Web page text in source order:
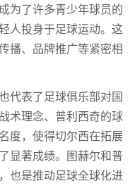
为了许多青少年球员的
人投身于足球运动。这
播、品牌推广等紧密相
代表了足球俱乐部对国
术理念、普利西奇的球
度，使得切尔西在拓展
显著成绩。图赫尔和普
也是推动足球全球化进